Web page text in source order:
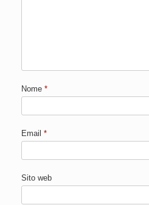
Nome *
Email *
Sito web